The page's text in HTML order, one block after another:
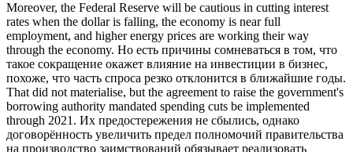
Moreover, the Federal Reserve will be cautious in cutting interest
rates when the dollar is falling, the economy is near full
employment, and higher energy prices are working their way
through the economy. Но есть причины сомневаться в том, что
такое сокращение окажет влияние на инвестиции в бизнес,
похоже, что часть спроса резко отклонится в ближайшие годы.
That did not materialise, but the agreement to raise the government's
borrowing authority mandated spending cuts be implemented
through 2021. Их предостережения не сбылись, однако
договорённость увеличить предел полномочий правительства
на производство заимствований обязывает реализовать